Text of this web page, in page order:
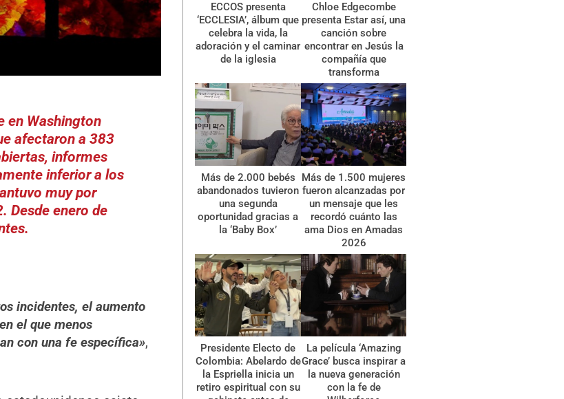
en Washington
afectaron a 383
informes
inferior a los
muy por
Desde enero de
incidentes, el aumento
el que menos
con una fe específica»,
ECCOS presenta
‘ECCLESIA’, álbum que
celebra la vida, la
adoración y el caminar
de la iglesia
Chloe Edgecombe
presenta Estar así, una
canción sobre
encontrar en Jesús la
compañía que
transforma
Más de 2.000 bebés
abandonados tuvieron
una segunda
oportunidad gracias a
la ‘Baby Box’
Más de 1.500 mujeres
fueron alcanzadas por
un mensaje que les
recordó cuánto las
ama Dios en Amadas
2026
Presidente Electo de
Colombia: Abelardo de
la Espriella inicia un
retiro espiritual con su
La película ‘Amazing
Grace’ busca inspirar a
la nueva generación
con la fe de